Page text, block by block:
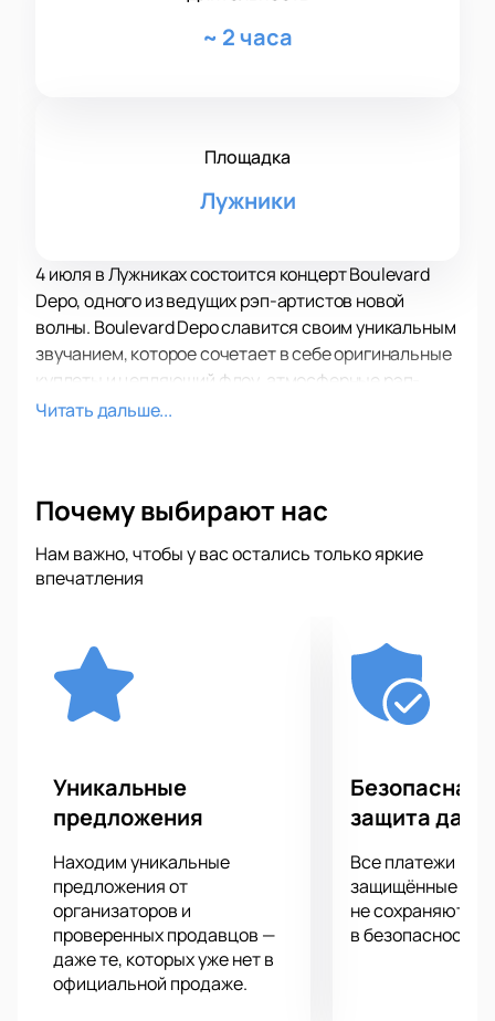
~ 2 часа
Площадка
Лужники
4 июля в Лужниках состоится концерт Boulevard
Depo, одного из ведущих рэп-артистов новой
волны. Boulevard Depo славится своим уникальным
звучанием, которое сочетает в себе оригинальные
куплеты и цепляющий флоу, атмосферные рэп-
треки и мрачные музыкальные мотивы.
экспериментами с жанрами, что делает его
Специальное летнее шоу обещает стать ярким
событием для всех поклонников современной рэп-
Для того чтобы посетить
концерт Boulevard Depo
4 июля в Лужниках, приобретайте билеты на
нашем сайте. Купить билеты на нашем сайте можно
в несколько кликов, что позволяет сэкономить
Не упустите возможность стать частью этого
музыкального события. Купить билеты на нашем
сайте и наслаждайтесь выступлением одного из
самых интересных рэп-артистов новой волны на
одной из лучших концертных площадок Москвы.
Читать дальше...
Почему выбирают нас
Нам важно, чтобы у вас остались только яркие
впечатления
Уникальные
предложения
Находим уникальные
предложения от
организаторов и
проверенных продавцов —
даже те, которых уже нет в
официальной продаже.
Безопасная
защита
Все платежи
защищённые
не сохраняются
в безопасности.